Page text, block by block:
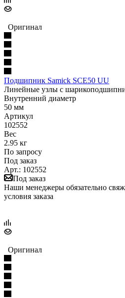
Оригинал
Подшипник Samick SCE50 UU
Линейные узлы с
Внутренний диаметр
50 мм
Артикул
102552
Вес
2.95 кг
По запросу
Под заказ
Арт.: 102552
Под заказ
Наши менеджеры обязательно
условия заказа
Оригинал